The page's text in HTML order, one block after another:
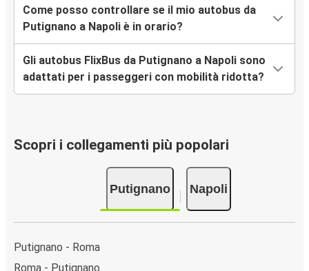
Come posso controllare se il mio autobus da
Putignano a Napoli è in orario?
Gli autobus FlixBus da Putignano a Napoli sono
adattati per i passeggeri con mobilità ridotta?
Scopri i collegamenti più popolari
Putignano Napoli
Putignano - Roma
Roma - Putignano